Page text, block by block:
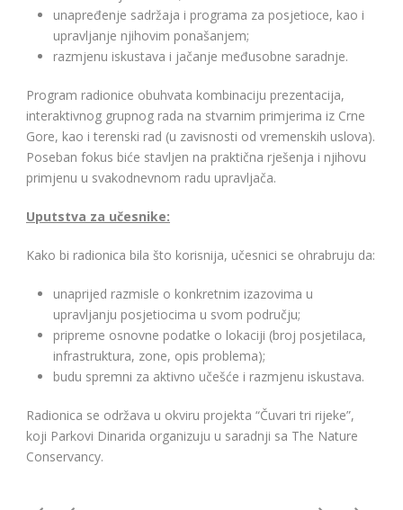
unapređenje sadržaja i programa za posjetioce, kao i
upravljanje njihovim ponašanjem;
razmjenu iskustava i jačanje međusobne saradnje.
Program radionice obuhvata kombinaciju prezentacija,
interaktivnog grupnog rada na stvarnim primjerima iz Crne
Gore, kao i terenski rad (u zavisnosti od vremenskih uslova).
Poseban fokus biće stavljen na praktična rješenja i njihovu
primjenu u svakodnevnom radu upravljača.
Uputstva za učesnike:
Kako bi radionica bila što korisnija, učesnici se ohrabruju da:
unaprijed razmisle o konkretnim izazovima u
upravljanju posjetiocima u svom području;
pripreme osnovne podatke o lokaciji (broj posjetilaca,
infrastruktura, zone, opis problema);
budu spremni za aktivno učešće i razmjenu iskustava.
Radionica se održava u okviru projekta “Čuvari tri rijeke”,
koji Parkovi Dinarida organizuju u saradnji sa The Nature
Conservancy.